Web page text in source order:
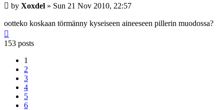
Post
by Xoxdel » Sun 21 Nov 2010, 22:57
ootteko koskaan törmänny kyseiseen aineeseen pillerin muodossa?
153 posts
1
2
3
4
5
6